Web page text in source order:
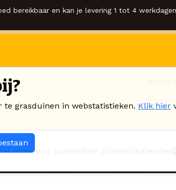
bereikbaar en kan je levering 1 tot 4
jouw box samen
grasduinen in webstatistieken. Klik hier